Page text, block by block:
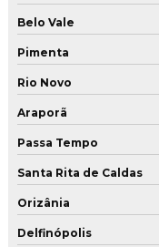
Belo Vale
Pimenta
Rio Novo
Araporã
Passa Tempo
Santa Rita de Caldas
Orizânia
Delfinópolis